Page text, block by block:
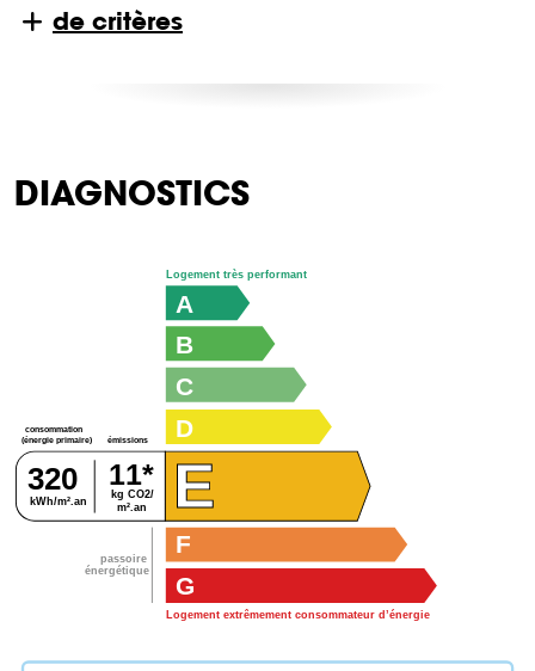
de critères
DIAGNOSTICS
passoire
énergétique
consommation
(énergie primaire) émissions
kg CO2/
m².an
kWh/m².an
320 11*
G
Logement extrêmement consommateur d’énergie
F
E
D
C
B
A
Logement très performant